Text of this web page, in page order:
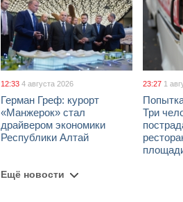
12:33 4 августа 2026
Герман Греф: курорт
«Манжерок» стал
драйвером экономики
Республики Алтай
23:27 1
Три
Ещё новости